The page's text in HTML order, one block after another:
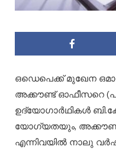
ഒഡെപെക്ക് മുഖേന
അക്കൗണ്ട് ഓഫീസറെ
ഉദ്യോഗാർഥികൾ
യോഗ്യതയും,
എന്നിവയിൽ നാലു